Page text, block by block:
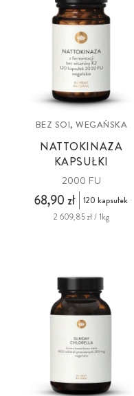
BEZ SOI, WEGAŃSKA
NATTOKINAZA
KAPSUŁKI
2000 FU
68,90 zł
120 kapsułek
2 609,85 zł / 1kg